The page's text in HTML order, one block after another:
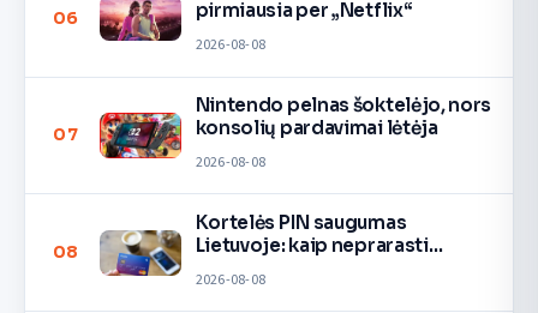
06
pirmiausia per „Netflix“
2026-08-08
07
Nintendo pelnas šoktelėjo, nors
konsolių pardavimai lėtėja
2026-08-08
08
Kortelės PIN saugumas
Lietuvoje: kaip neprarasti
2026-08-08